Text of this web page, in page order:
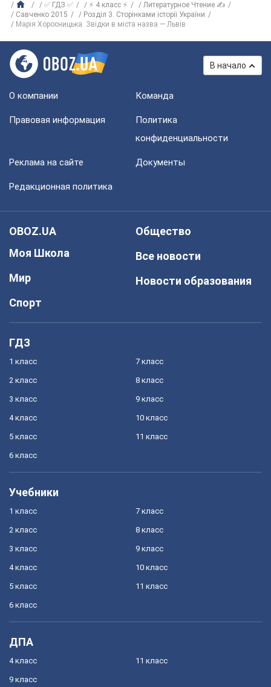
✅ ГДЗ ✅ ⚡ 4 класс ⚡
Литературное Чтение ✍
Савченко 2015
Розділ 3. Сторінками історії України
Марія Хоросницька. Звідки в міста назва — Львів
В начало
О компании Команда
Правовая информация
Политика
конфиденциальности
Реклама на сайте Документы
Редакционная политика
OBOZ.UA
Моя Школа
Мир
Спорт
Общество
Все новости
Новости образования
ГДЗ
1 класс
2 класс
3 класс
4 класс
5 класс
6 класс
7 класс
8 класс
9 класс
10 класс
11 класс
Учебники
1 класс
2 класс
3 класс
4 класс
5 класс
6 класс
7 класс
8 класс
9 класс
10 класс
11 класс
ДПА
4 класс
9 класс
11 класс